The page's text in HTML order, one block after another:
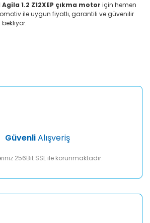
Agila 1.2 Z12XEP çıkma motor için hemen
ile uygun fiyatlı, garantili ve güvenilir
Yorum Yaz
daha pahalı.
GüvenliAlışveriş
256Bit SSL ile korunmaktadır.